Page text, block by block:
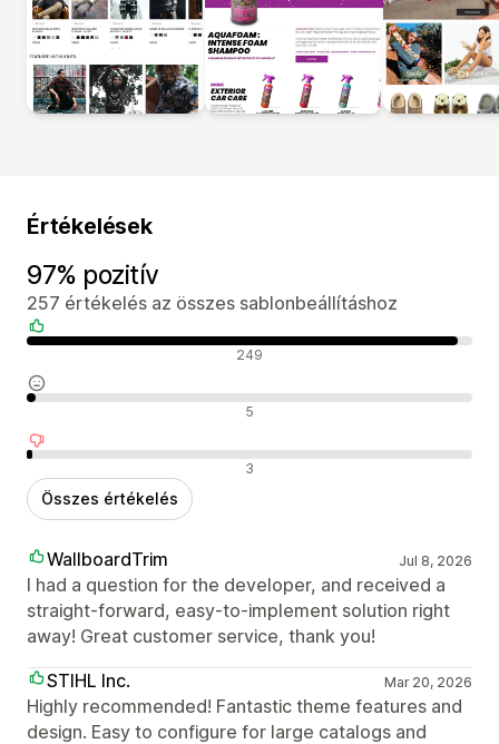
Értékelések
97% pozitív
257 értékelés az összes sablonbeállításhoz
Pozitív értékelések 249
Semleges értékelések 5
Negatív értékelések 3
Összes értékelés
WallboardTrim Jul 8, 2026
I had a question for the developer, and received a
straight-forward, easy-to-implement solution right
away! Great customer service, thank you!
STIHL Inc.
Mar 20, 2026
Highly recommended! Fantastic theme features and
design. Easy to configure for large catalogs and